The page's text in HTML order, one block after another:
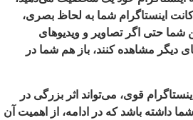
شما به لحاظ بصری،
حتی اگر تصاویر و ویدیوهای
دیگر مشاهده کنند، باز هم شما در
قوی، می‌تواند اثر بزرگی در
داشته باشد که در ادامه، از اهمیت آن